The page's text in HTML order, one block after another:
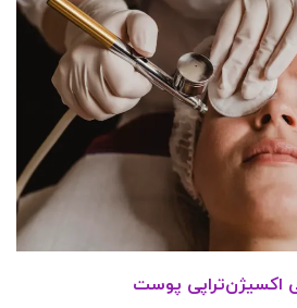
اکسیژن‌تراپی پوست